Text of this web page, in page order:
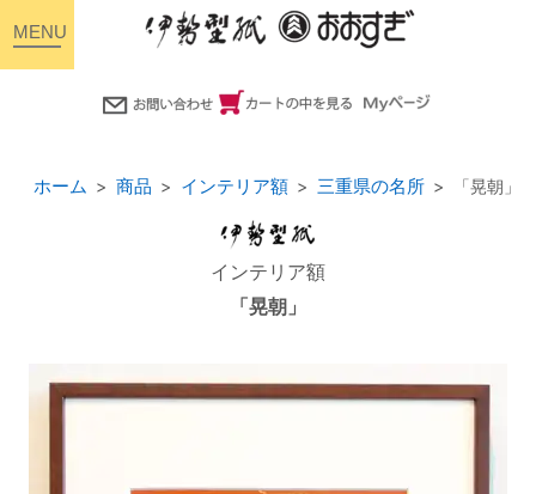
ホーム 商品 インテリア額 三重県の名所 「晃朝」
インテリア額
「晃朝」
toggle
navigation